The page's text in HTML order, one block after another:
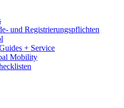
und Registrierungspflichten
+ Service
Mobility